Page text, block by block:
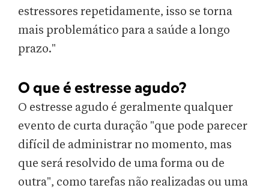
estressores repetidamente, isso se torna
mais problemático para a saúde a longo
prazo."
O que é estresse agudo?
O estresse agudo é geralmente qualquer
evento de curta duração "que pode parecer
difícil de administrar no momento, mas
que será resolvido de uma forma ou de
outra", como tarefas não realizadas ou uma